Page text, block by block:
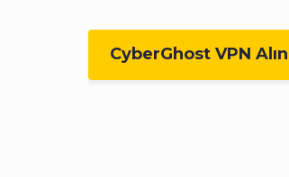
CyberGhost VPN Alın